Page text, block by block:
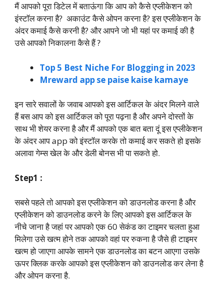
मैं आपको पूरा डिटेल में बताऊंगा कि आप को कैसे एप्लीकेशन को
इंस्टॉल करना है? अकाउंट कैसे ओपन करना है? इस एप्लीकेशन के
अंदर कमाई कैसे करनी है? और आपने जो भी यहां पर कमाई की है
उसे आपको निकालना कैसे हैं ?
Top 5 Best Niche For Blogging in 2023
Mreward app se paise kaise kamaye
इन सारे सवालों के जवाब आपको इस आर्टिकल के अंदर मिलने वाले
हैं बस आप को इस आर्टिकल को पूरा पढ़ना है और अपने दोस्तों के
साथ भी शेयर करना है और मैं आपको एक बात बता दूं इस एप्लीकेशन
के अंदर आप app को इंस्टॉल करके तो कमाई कर सकते हो इसके
अलावा गेम्स खेल के और डेली बोनस भी पा सकते हो.
Step1 :
सबसे पहले तो आपको इस एप्लीकेशन को डाउनलोड करना है और
एप्लीकेशन को डाउनलोड करने के लिए आपको इस आर्टिकल के
नीचे जाना है जहां पर आपको एक 60 सेकंड का टाइमर चलता हुआ
मिलेगा उसे खत्म होने तक आपको वहां पर रुकना है जैसे ही टाइमर
खत्म हो जाएगा आपके सामने एक डाउनलोड का बटन आएगा उसके
ऊपर क्लिक करके आपको इस एप्लीकेशन को डाउनलोड कर लेना है
और ओपन करना है.